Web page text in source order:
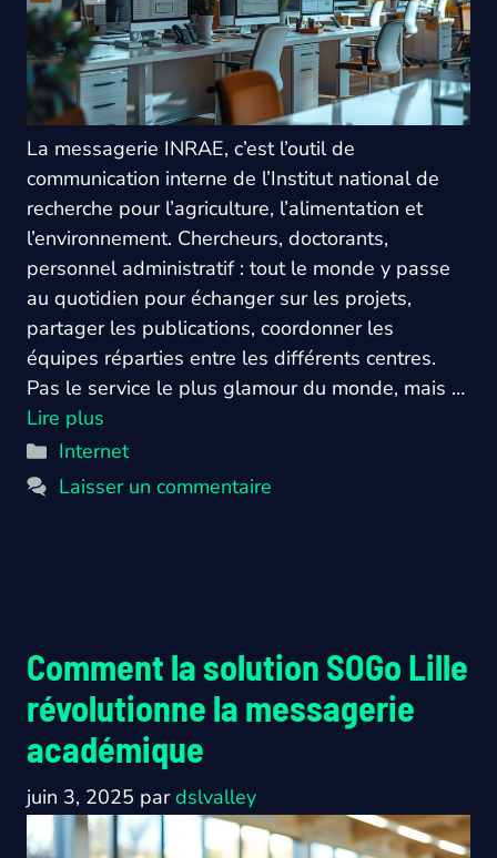
La messagerie INRAE, c’est l’outil de
communication interne de l’Institut national de
recherche pour l’agriculture, l’alimentation et
l’environnement. Chercheurs, doctorants,
personnel administratif : tout le monde y passe
au quotidien pour échanger sur les projets,
partager les publications, coordonner les
équipes réparties entre les différents centres.
Pas le service le plus glamour du monde, mais …
Lire plus
Catégories
Internet
Laisser un commentaire
Comment la solution SOGo Lille
révolutionne la messagerie
académique
juin 3, 2025 pardslvalley